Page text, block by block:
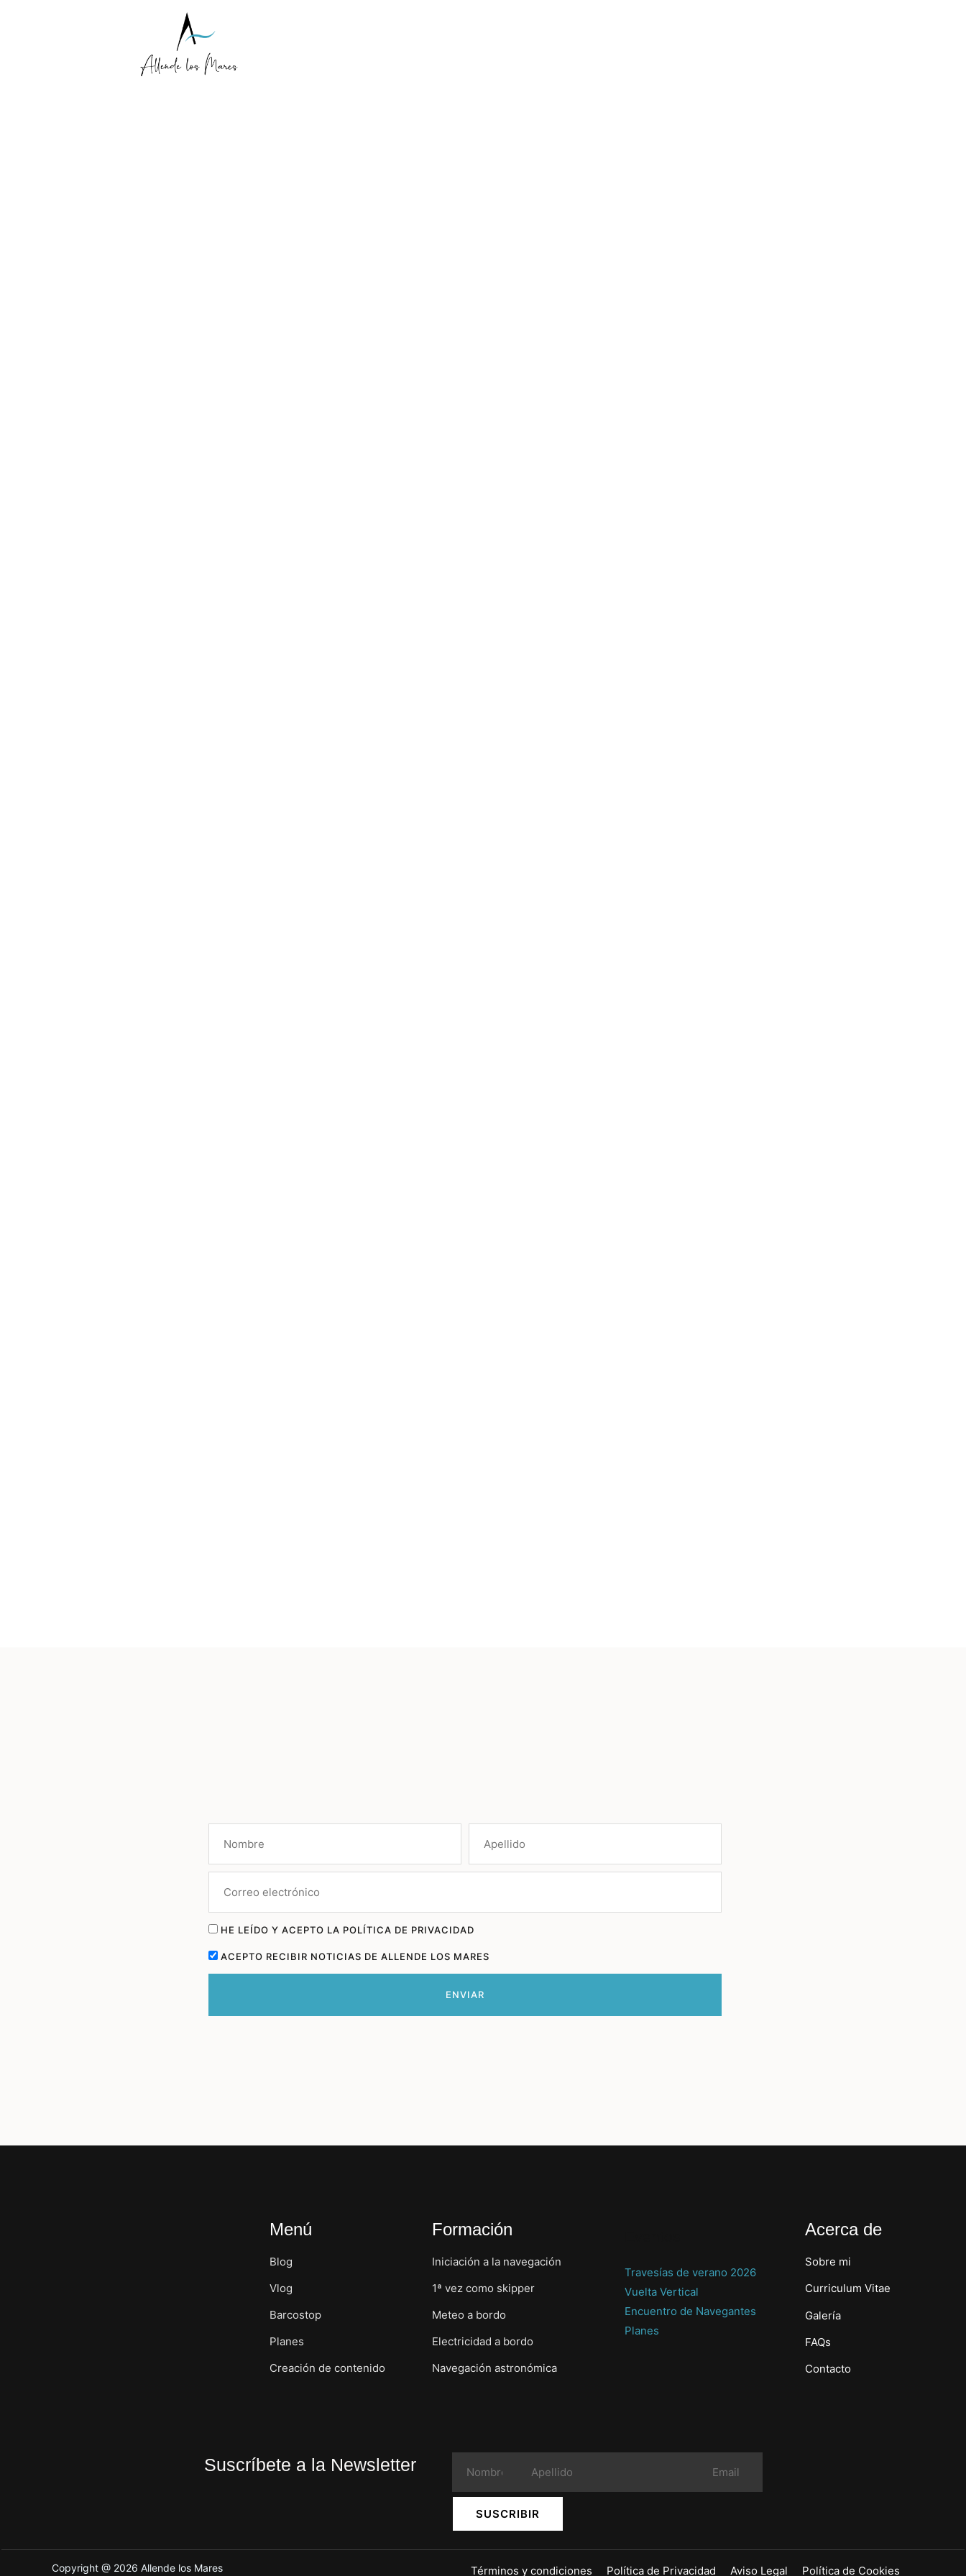
HE LEÍDO Y ACEPTO LA POLÍTICA DE PRIVACIDAD
ACEPTO RECIBIR NOTICIAS DE ALLENDE LOS MARES
ENVIAR
Menú
Blog
Vlog
Barcostop
Planes
Creación de contenido
Formación
Iniciación a la navegación
1ª vez como skipper
Meteo a bordo
Electricidad a bordo
Navegación astronómica
Travesías de verano 2026
Vuelta Vertical
Encuentro de Navegantes
Planes
Acerca de
Sobre mi
Curriculum Vitae
Galería
FAQs
Contacto
Suscríbete a la Newsletter
SUSCRIBIR
Copyright @ 2026 Allende los Mares Términos y condiciones Política de Privacidad Aviso Legal Política de Cookies